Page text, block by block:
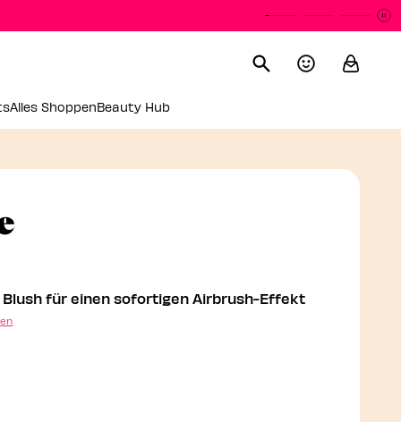
Alles ShoppenBeauty Hub
Luftig Leichter Liquid
für einen sofortigen Airbrush-Effekt